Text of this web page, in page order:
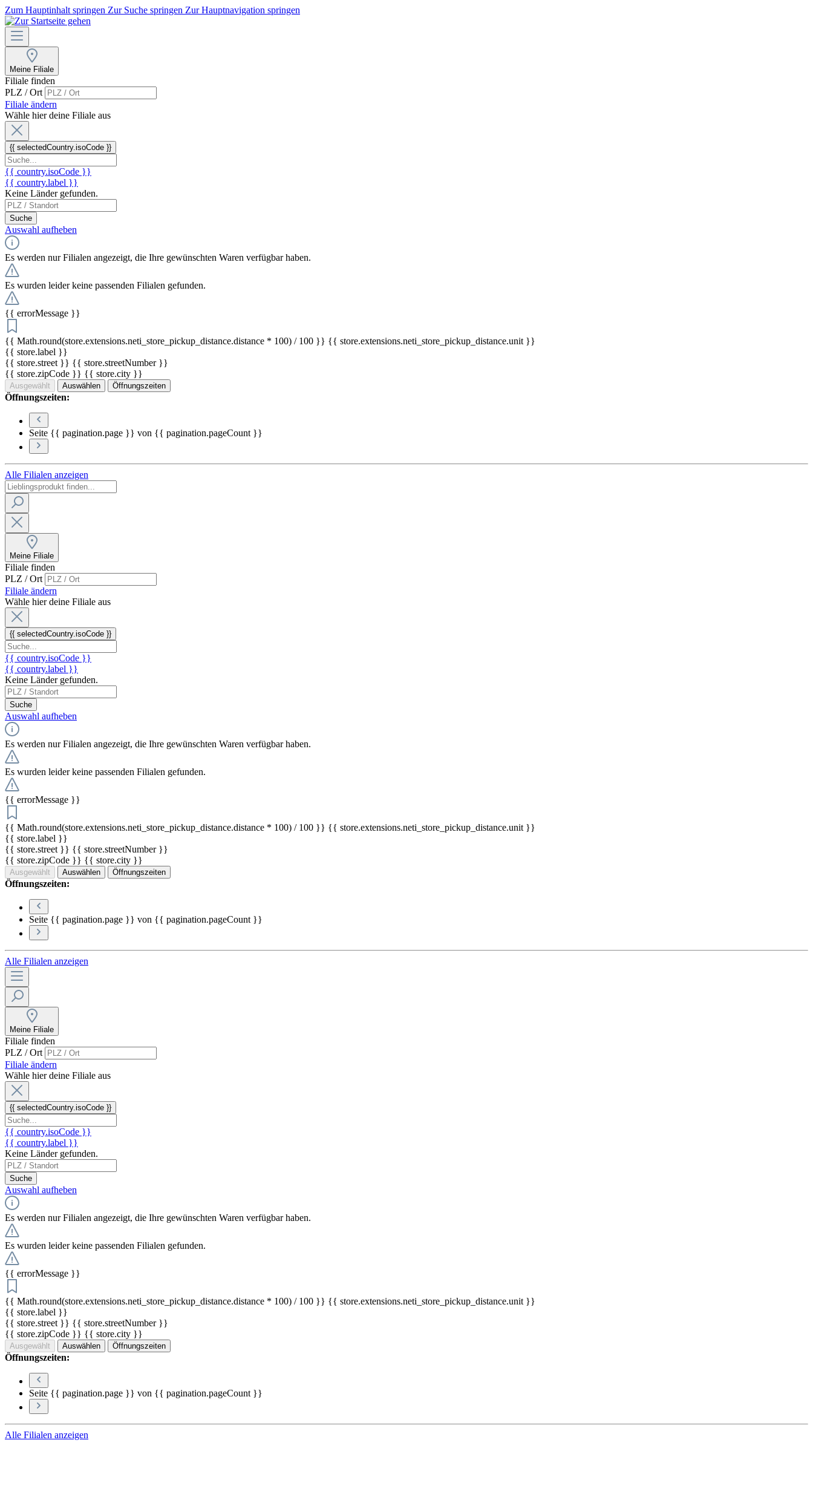
Zum Hauptinhalt springen Zur Suche springen Zur Hauptnavigation springen
Meine Filiale
Filiale finden
PLZ / Ort
Filiale ändern
Wähle hier deine Filiale aus
{{ selectedCountry.isoCode }}
{{ country.isoCode }}
{{ country.label }}
Keine Länder gefunden.
Suche
Auswahl aufheben
Es werden nur Filialen angezeigt, die Ihre gewünschten Waren verfügbar haben.
Es wurden leider keine passenden Filialen gefunden.
{{ errorMessage }}
{{ Math.round(store.extensions.neti_store_pickup_distance.distance * 100) / 100 }} {{ store.extensions.neti_store_pickup_distance.unit }}
{{ store.label }}
{{ store.street }} {{ store.streetNumber }}
{{ store.zipCode }} {{ store.city }}
Ausgewählt Auswählen Öffnungszeiten
Öffnungszeiten:
Seite {{ pagination.page }} von {{ pagination.pageCount }}
Alle Filialen anzeigen
Meine Filiale
Filiale finden
PLZ / Ort
Filiale ändern
Wähle hier deine Filiale aus
{{ selectedCountry.isoCode }}
{{ country.isoCode }}
{{ country.label }}
Keine Länder gefunden.
Suche
Auswahl aufheben
Es werden nur Filialen angezeigt, die Ihre gewünschten Waren verfügbar haben.
Es wurden leider keine passenden Filialen gefunden.
{{ errorMessage }}
{{ Math.round(store.extensions.neti_store_pickup_distance.distance * 100) / 100 }} {{ store.extensions.neti_store_pickup_distance.unit }}
{{ store.label }}
{{ store.street }} {{ store.streetNumber }}
{{ store.zipCode }} {{ store.city }}
Ausgewählt Auswählen Öffnungszeiten
Öffnungszeiten:
Seite {{ pagination.page }} von {{ pagination.pageCount }}
Alle Filialen anzeigen
Meine Filiale
Filiale finden
PLZ / Ort
Filiale ändern
Wähle hier deine Filiale aus
{{ selectedCountry.isoCode }}
{{ country.isoCode }}
{{ country.label }}
Keine Länder gefunden.
Suche
Auswahl aufheben
Es werden nur Filialen angezeigt, die Ihre gewünschten Waren verfügbar haben.
Es wurden leider keine passenden Filialen gefunden.
{{ errorMessage }}
{{ Math.round(store.extensions.neti_store_pickup_distance.distance * 100) / 100 }} {{ store.extensions.neti_store_pickup_distance.unit }}
{{ store.label }}
{{ store.street }} {{ store.streetNumber }}
{{ store.zipCode }} {{ store.city }}
Ausgewählt Auswählen Öffnungszeiten
Öffnungszeiten:
Seite {{ pagination.page }} von {{ pagination.pageCount }}
Alle Filialen anzeigen